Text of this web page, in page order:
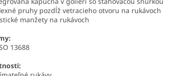
pruhy pozdĺž vetracieho otvoru na rukávoch
manžety na rukávoch
13688